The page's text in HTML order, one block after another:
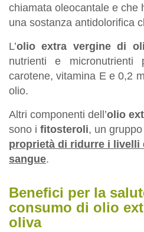
chiamata oleocantale e che
una sostanza antidolorifica
L’olio extra vergine di
nutrienti e micronutrienti
carotene, vitamina E e 0,2
olio.
Altri componenti dell’olio
sono i fitosteroli, un
proprietà di ridurre i livelli
sangue.
Benefici per la
consumo di olio
oliva